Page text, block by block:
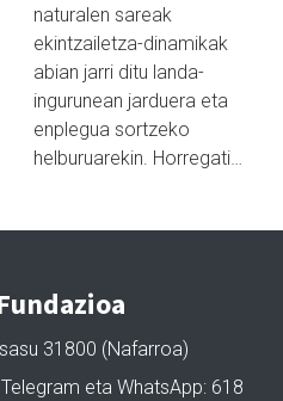
naturalen sareak
ekintzailetza-dinamikak
abian jarri ditu landa-
ingurunean jarduera eta
enplegua sortzeko
helburuarekin. Horregati…
31800 (Nafarroa)
eta WhatsApp: 618